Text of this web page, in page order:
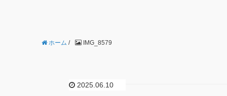
ホーム / IMG_8579
2025.06.10